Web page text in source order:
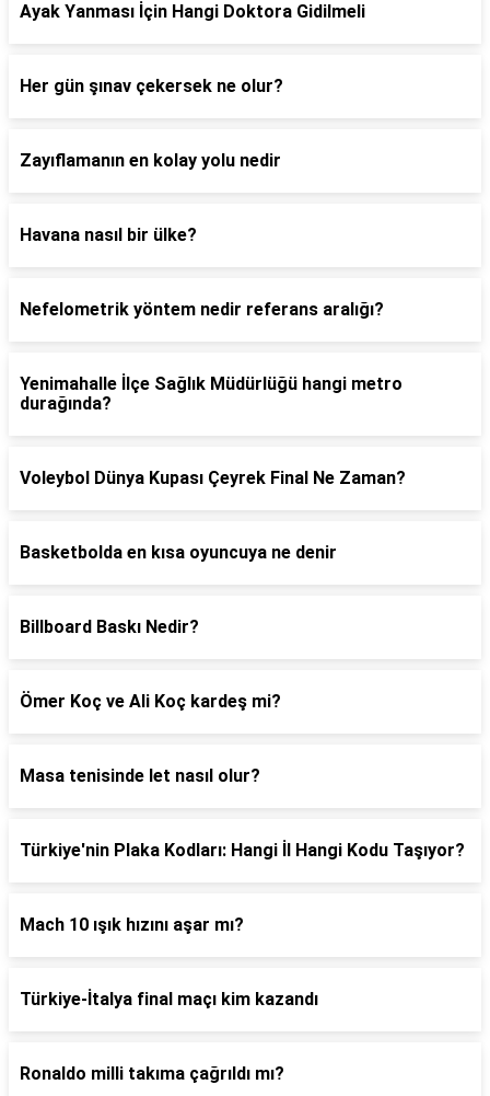
Ayak Yanması İçin Hangi Doktora Gidilmeli
Her gün şınav çekersek ne olur?
Zayıflamanın en kolay yolu nedir
Havana nasıl bir ülke?
Nefelometrik yöntem nedir referans aralığı?
Yenimahalle İlçe Sağlık Müdürlüğü hangi metro
durağında?
Voleybol Dünya Kupası Çeyrek Final Ne Zaman?
Basketbolda en kısa oyuncuya ne denir
Billboard Baskı Nedir?
Ömer Koç ve Ali Koç kardeş mi?
Masa tenisinde let nasıl olur?
Türkiye'nin Plaka Kodları: Hangi İl Hangi Kodu Taşıyor?
Mach 10 ışık hızını aşar mı?
Türkiye-İtalya final maçı kim kazandı
Ronaldo milli takıma çağrıldı mı?